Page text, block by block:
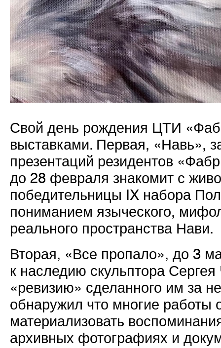
Свой день рождения ЦТИ
выставками. Первая, «Навь»,
презентаций резидентов
до 28 февраля знакомит с
победительницы IX набора
пониманием языческого,
реального пространства Нави.
Вторая, «Все пропало», до 3
к наследию скульптора
«ревизию» сделанного им за
обнаружил что многие работы
материализовать
архивных фотографиях и